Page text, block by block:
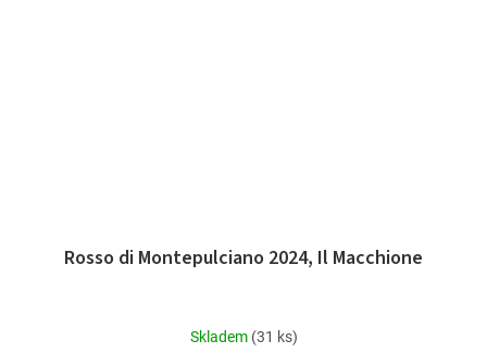
Rosso di Montepulciano 2024, Il Macchione
Skladem (31 ks)